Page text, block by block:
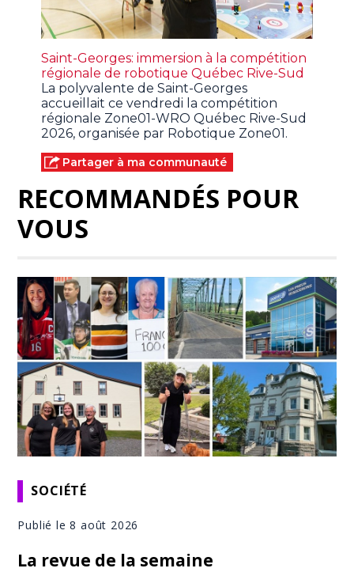
Saint-Georges: immersion à la compétition
régionale de robotique Québec Rive-Sud
La polyvalente de Saint-Georges
accueillait ce vendredi la compétition
régionale Zone01-WRO Québec Rive-Sud
2026, organisée par Robotique Zone01.
Partager à ma communauté
RECOMMANDÉS POUR
VOUS
SOCIÉTÉ
Publié le 8 août 2026
La revue de la semaine